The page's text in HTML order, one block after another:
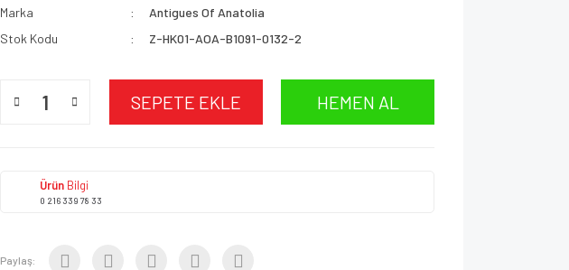
Marka
Antigues Of Anatolia
Stok Kodu
Z-HK01-AOA-B1091-0132-2
SEPETE EKLE HEMEN AL
Ürün Bilgi
0 216 339 78 33
Paylaş: